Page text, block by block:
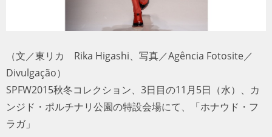
（文／東リカ Rika Higashi、写真／Agência Fotosite／
Divulgação）
SPFW2015秋冬コレクション、3日目の11月5日（水）、カ
ンジド・ポルチナリ公園の特設会場にて、「ホナウド・フ
ラガ」